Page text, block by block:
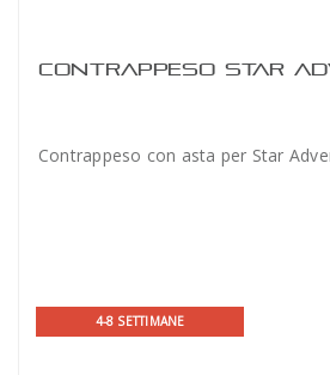
CONTRAPPESO STAR
Contrappeso con asta per Star
4-8 SETTIMANE